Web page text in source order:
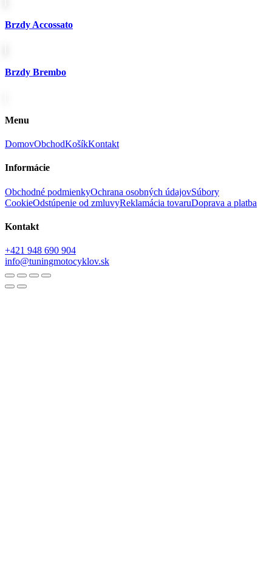
Brzdy Accossato
Brzdy Brembo
Menu
DomovObchodKošíkKontakt
Informácie
Obchodné podmienkyOchrana osobných údajovSúbory
CookieOdstúpenie od zmluvyReklamácia tovaruDoprava a platba
Kontakt
+421 948 690 904
info@tuningmotocyklov.sk